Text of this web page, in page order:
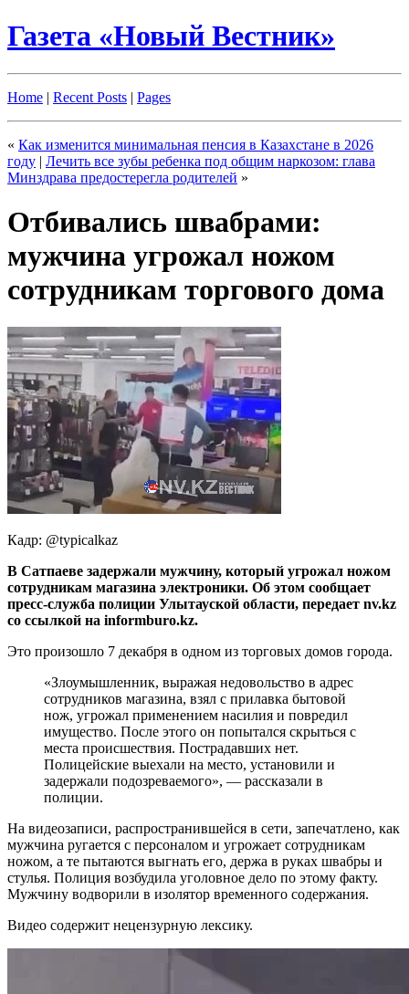
Газета «Новый Вестник»
Home | Recent Posts | Pages
« Как изменится минимальная пенсия в Казахстане в 2026
году | Лечить все зубы ребенка под общим наркозом: глава
Минздрава предостерегла родителей »
Отбивались швабрами:
мужчина угрожал ножом
сотрудникам торгового дома
Кадр: @typicalkaz
В Сатпаеве задержали мужчину, который угрожал ножом
сотрудникам магазина электроники. Об этом сообщает
пресс-служба полиции Улытауской области, передает nv.kz
со ссылкой на informburo.kz.
Это произошло 7 декабря в одном из торговых домов города.
«Злоумышленник, выражая недовольство в адрес
сотрудников магазина, взял с прилавка бытовой
нож, угрожал применением насилия и повредил
имущество. После этого он попытался скрыться с
места происшествия. Пострадавших нет.
Полицейские выехали на место, установили и
задержали подозреваемого», — рассказали в
полиции.
На видеозаписи, распространившейся в сети, запечатлено, как
мужчина ругается с персоналом и угрожает сотрудникам
ножом, а те пытаются выгнать его, держа в руках швабры и
стулья. Полиция возбудила уголовное дело по этому факту.
Мужчину водворили в изолятор временного содержания.
Видео содержит нецензурную лексику.